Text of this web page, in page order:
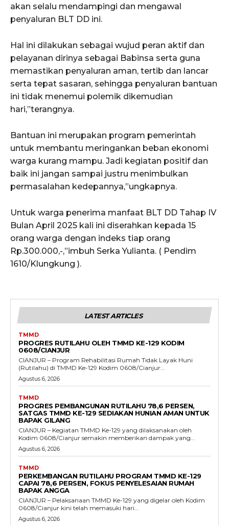
akan selalu mendampingi dan mengawal
penyaluran BLT DD ini.
Hal ini dilakukan sebagai wujud peran aktif dan
pelayanan dirinya sebagai Babinsa serta guna
memastikan penyaluran aman, tertib dan lancar
serta tepat sasaran, sehingga penyaluran bantuan
ini tidak menemui polemik dikemudian
hari,”terangnya.
Bantuan ini merupakan program pemerintah
untuk membantu meringankan beban ekonomi
warga kurang mampu. Jadi kegiatan positif dan
baik ini jangan sampai justru menimbulkan
permasalahan kedepannya,”ungkapnya.
Untuk warga penerima manfaat BLT DD Tahap IV
Bulan April 2025 kali ini diserahkan kepada 15
orang warga dengan indeks tiap orang
Rp.300.000,-,”imbuh Serka Yulianta. ( Pendim
1610/Klungkung ).
LATEST ARTICLES
TMMD
PROGRES RUTILAHU OLEH TMMD KE-129 KODIM
0608/CIANJUR
CIANJUR – Program Rehabilitasi Rumah Tidak Layak Huni
(Rutilahu) di TMMD Ke-129 Kodim 0608/Cianjur...
Agustus 6, 2026
TMMD
PROGRES PEMBANGUNAN RUTILAHU 78,6 PERSEN,
SATGAS TMMD KE-129 SEDIAKAN HUNIAN AMAN UNTUK
BAPAK GILANG
CIANJUR – Kegiatan TMMD Ke-129 yang dilaksanakan oleh
Kodim 0608/Cianjur semakin memberikan dampak yang...
Agustus 6, 2026
TMMD
PERKEMBANGAN RUTILAHU PROGRAM TMMD KE-129
CAPAI 78,6 PERSEN, FOKUS PENYELESAIAN RUMAH
BAPAK ANGGA
CIANJUR – Pelaksanaan TMMD Ke-129 yang digelar oleh Kodim
0608/Cianjur kini telah memasuki hari...
Agustus 6, 2026